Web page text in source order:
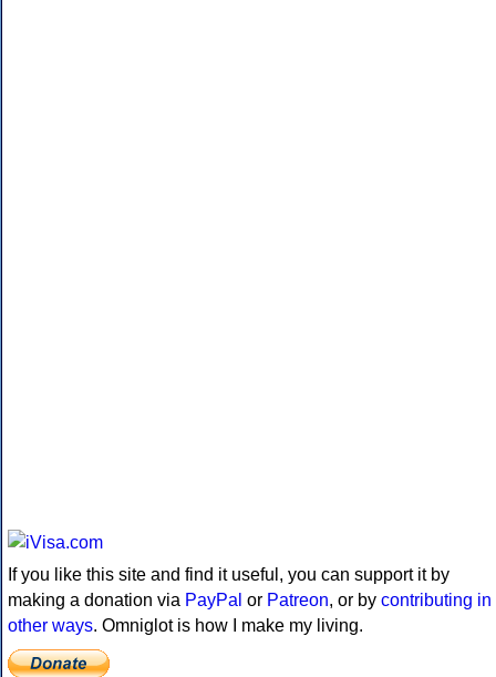
If you like this site and find it useful, you can support it by
making a donation via PayPal or Patreon, or by contributing in
other ways. Omniglot is how I make my living.